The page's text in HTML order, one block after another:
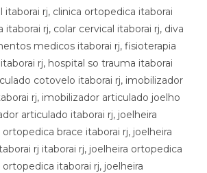
rj, clinica ortopedica itaborai
itaborai rj, colar cervical itaborai rj, diva
medicos itaborai rj, fisioterapia
rj, hospital so trauma itaborai
cotovelo itaborai rj, imobilizador
rj, imobilizador articulado joelho
articulado itaborai rj, joelheira
ortopedica brace itaborai rj, joelheira
rj itaborai rj, joelheira ortopedica
ortopedica itaborai rj, joelheira